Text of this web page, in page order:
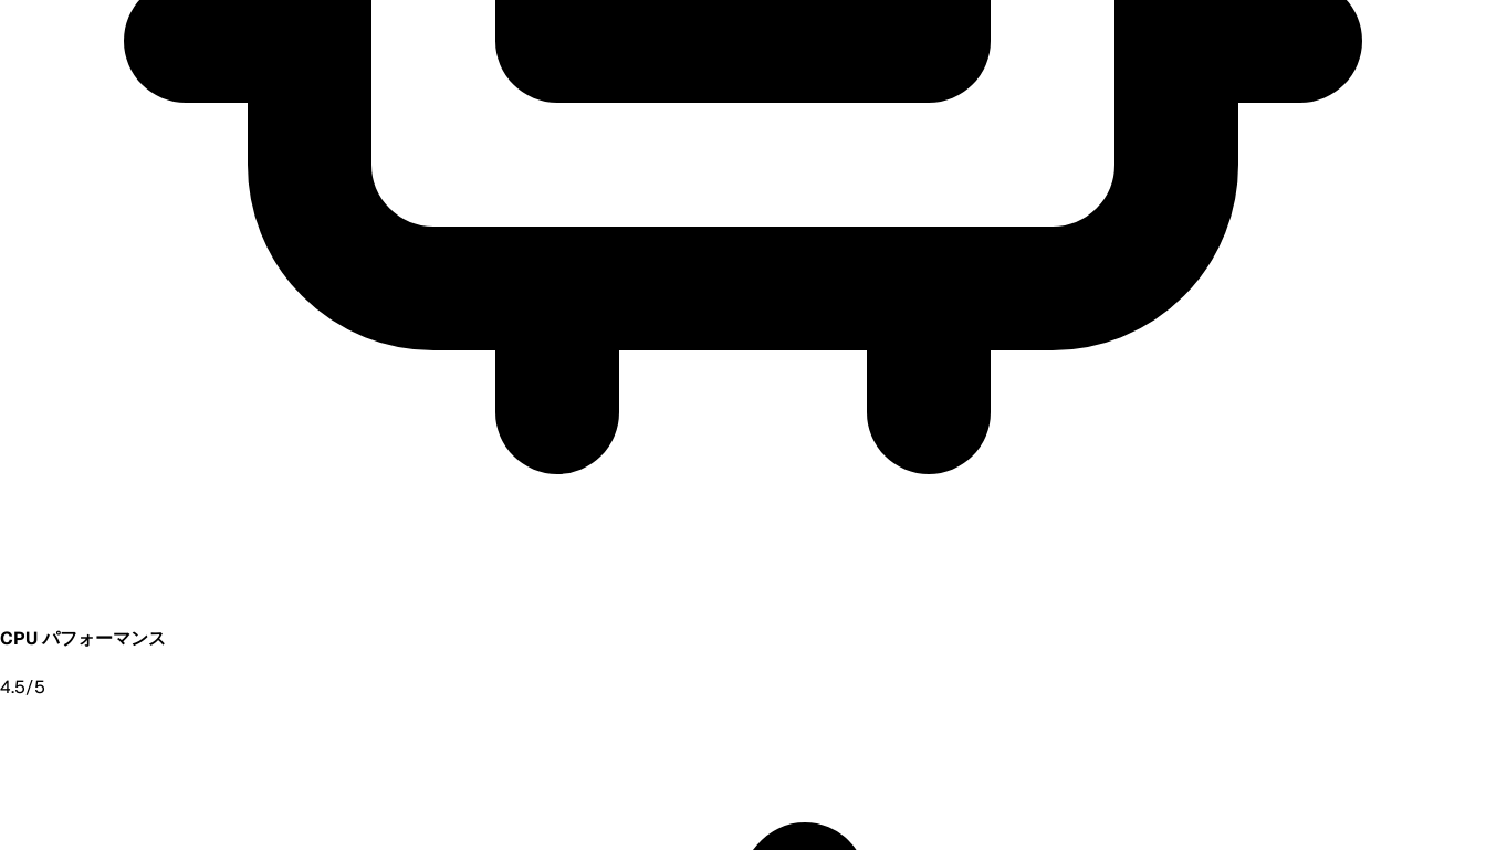
CPU パフォーマンス
4.5/5